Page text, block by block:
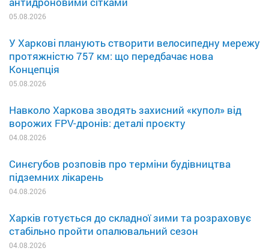
05.08.2026
У Харкові планують створити велосипедну мережу
протяжністю 757 км: що передбачає нова
Концепція
05.08.2026
Навколо Харкова зводять захисний «купол» від
ворожих FPV-дронів: деталі проєкту
04.08.2026
Синєгубов розповів про терміни будівництва
підземних лікарень
04.08.2026
Харків готується до складної зими та розраховує
стабільно пройти опалювальний сезон
04.08.2026